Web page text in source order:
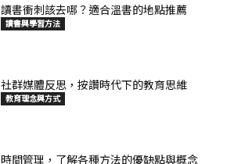
讀書衝刺該去哪？適合溫書的地點推薦
讀書與學習方法
社群媒體反思，按讚時代下的教育思維
教育理念與方式
時間管理，了解各種方法的優缺點與概念